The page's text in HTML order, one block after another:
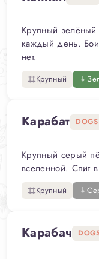
Крупный зелёный
каждый день.
нет.
Крупный
Карабат DOGS
Крупный серый
вселенной. Спит
Крупный
Карабач